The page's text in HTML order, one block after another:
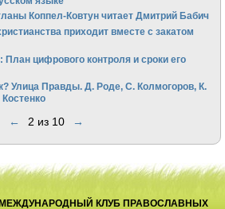
Коппел-Ковтун читает Дмитрий Бабич
приходит вместе с закатом
План цифрового контроля и сроки его
Улица Правды. Д. Роде, С. Колмогоров, К.
← 2 из 10 →
МЕЖДУНАРОДНЫЙ КЛУБ ПРАВОСЛАВНЫХ